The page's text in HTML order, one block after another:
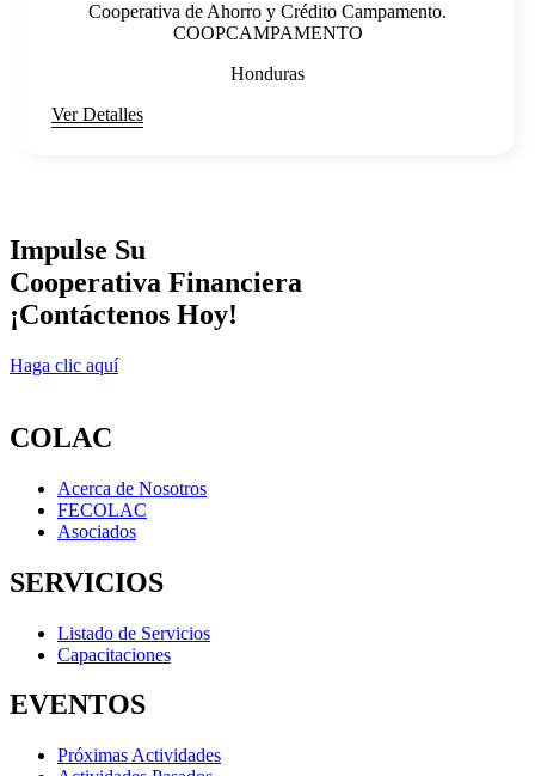
Cooperativa de Ahorro y Crédito Campamento.
COOPCAMPAMENTO
Honduras
Ver Detalles
Impulse Su
Cooperativa Financiera
¡Contáctenos Hoy!
Haga clic aquí
COLAC
Acerca de Nosotros
FECOLAC
Asociados
SERVICIOS
Listado de Servicios
Capacitaciones
EVENTOS
Próximas Actividades